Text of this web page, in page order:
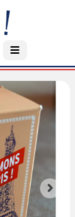
Accessoires
de plage
de plage
Savons